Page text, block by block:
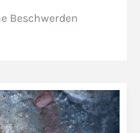
Beschwerden